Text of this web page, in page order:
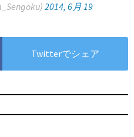
2014, 6月 19
Twitterでシェア